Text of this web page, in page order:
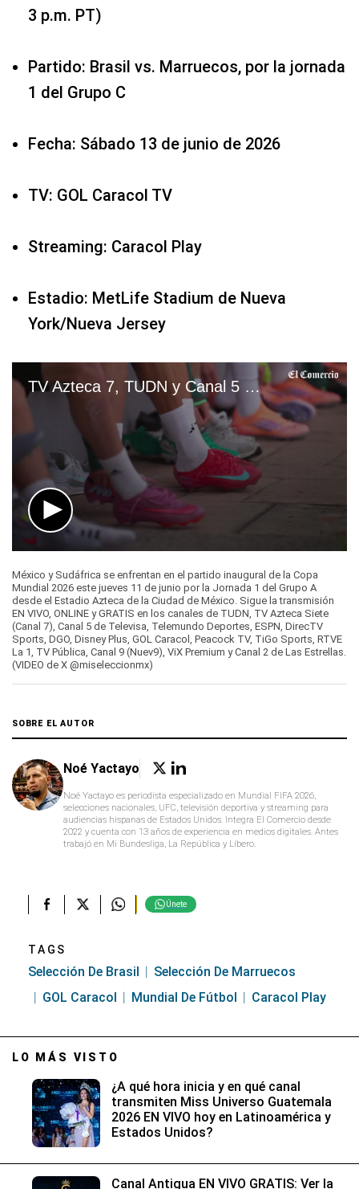
3 p.m. PT)
Partido: Brasil vs. Marruecos, por la jornada
1 del Grupo C
Fecha: Sábado 13 de junio de 2026
TV: GOL Caracol TV
Streaming: Caracol Play
Estadio: MetLife Stadium de Nueva
York/Nueva Jersey
TV Azteca 7, TUDN y Canal 5 EN VIVO GRATIS — ver partido México vs. Sudáfrica por TV abierta y Fútbol Online | VIDEO
seconds
of
1
minute,
30
seconds
México y Sudáfrica se enfrentan en el partido inaugural de la Copa
Mundial 2026 este jueves 11 de junio por la Jornada 1 del Grupo A
desde el Estadio Azteca de la Ciudad de México. Sigue la transmisión
EN VIVO, ONLINE y GRATIS en los canales de TUDN, TV Azteca Siete
(Canal 7), Canal 5 de Televisa, Telemundo Deportes, ESPN, DirecTV
Sports, DGO, Disney Plus, GOL Caracol, Peacock TV, TiGo Sports, RTVE
La 1, TV Pública, Canal 9 (Nuev9), ViX Premium y Canal 2 de Las Estrellas.
(VIDEO de X @miseleccionmx)
SOBRE EL AUTOR
Noé Yactayo
Noé Yactayo es periodista especializado en Mundial FIFA 2026,
selecciones nacionales, UFC, televisión deportiva y streaming para
audiencias hispanas de Estados Unidos. Integra El Comercio desde
2022 y cuenta con 13 años de experiencia en medios digitales. Antes
trabajó en Mi Bundesliga, La República y Líbero.
Únete
TAGS
Selección De Brasil
Selección De Marruecos
GOL Caracol
Mundial De Fútbol Caracol Play
LO MÁS VISTO
¿A qué hora inicia y en qué canal
transmiten Miss Universo Guatemala
2026 EN VIVO hoy en Latinoamérica y
Estados Unidos?
Canal Antigua EN VIVO GRATIS: Ver la